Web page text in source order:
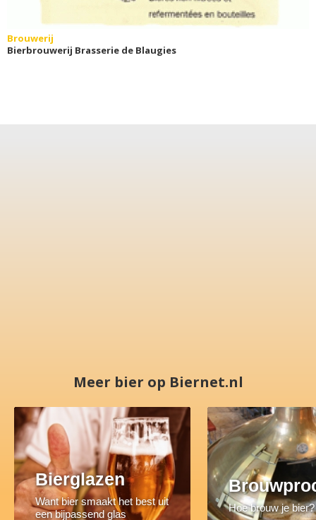
Brouwerij
Bierbrouwerij Brasserie de Blaugies
Meer bier op Biernet.nl
Bierglazen
Want bier smaakt het best uit
een bijpassend glas
Hoe brouw je bier?